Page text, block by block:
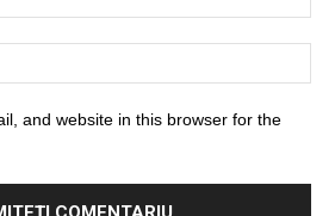
and website in this browser for the